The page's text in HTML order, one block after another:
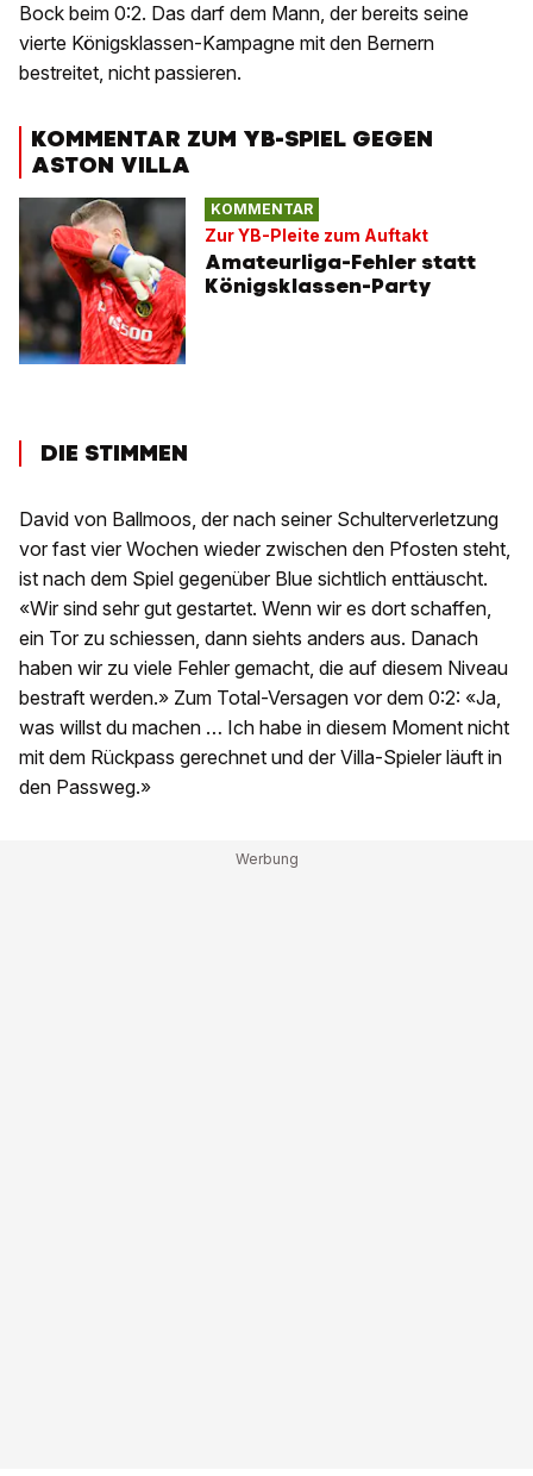
Bock beim 0:2. Das darf dem Mann, der bereits seine
vierte Königsklassen-Kampagne mit den Bernern
bestreitet, nicht passieren.
KOMMENTAR ZUM YB-SPIEL GEGEN
ASTON VILLA
KOMMENTAR
Zur YB-Pleite zum Auftakt
Amateurliga-Fehler statt
Königsklassen-Party
DIE STIMMEN
David von Ballmoos, der nach seiner Schulterverletzung
vor fast vier Wochen wieder zwischen den Pfosten steht,
ist nach dem Spiel gegenüber Blue sichtlich enttäuscht.
«Wir sind sehr gut gestartet. Wenn wir es dort schaffen,
ein Tor zu schiessen, dann siehts anders aus. Danach
haben wir zu viele Fehler gemacht, die auf diesem Niveau
bestraft werden.» Zum Total-Versagen vor dem 0:2: «Ja,
was willst du machen … Ich habe in diesem Moment nicht
mit dem Rückpass gerechnet und der Villa-Spieler läuft in
den Passweg.»